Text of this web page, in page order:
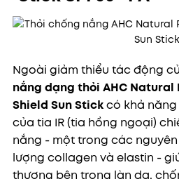
Ngoài giảm thiểu tác động
nắng dạng thỏi AHC
Shield Sun Stickcó khả
của tia IR (tia hồng ngoại)
nắng - một trong các
lượng collagen và elastin -
thương bên trong làn da,